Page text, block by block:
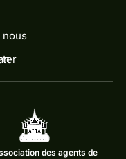
nous
des agents de